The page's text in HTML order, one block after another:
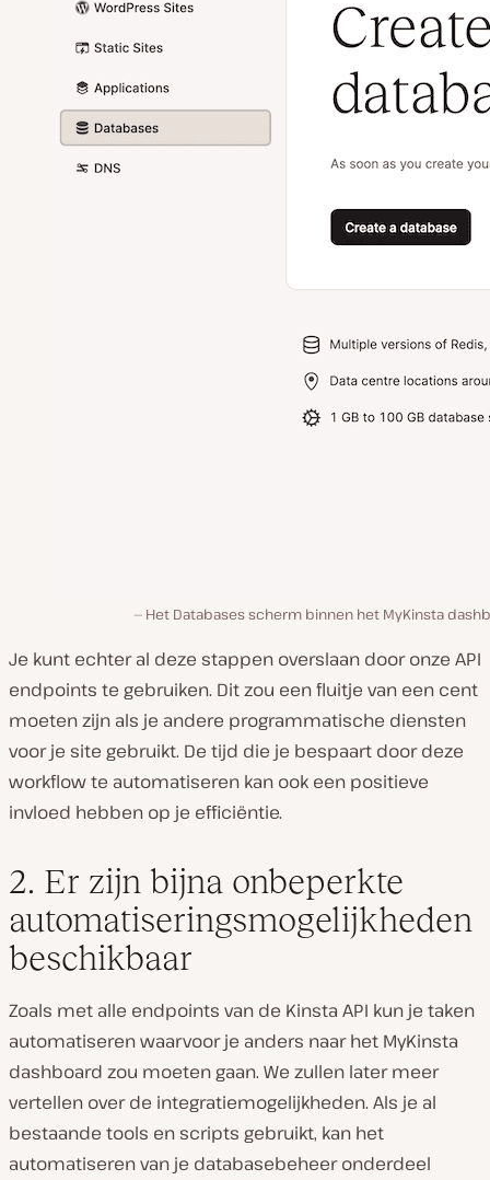
Het Databases scherm binnen het MyKinsta
Je kunt echter al deze stappen overslaan door onze API
endpoints te gebruiken. Dit zou een fluitje van een cent
moeten zijn als je andere programmatische diensten
voor je site gebruikt. De tijd die je bespaart door deze
workflow te automatiseren kan ook een positieve
invloed hebben op je efficiëntie.
2. Er zijn bijna onbeperkte
automatiseringsmogelijkheden
beschikbaar
Zoals met alle endpoints van de Kinsta API kun je taken
automatiseren waarvoor je anders naar het MyKinsta
dashboard zou moeten gaan. We zullen later meer
vertellen over de integratiemogelijkheden. Als je al
bestaande tools en scripts gebruikt, kan het
automatiseren van je databasebeheer onderdeel